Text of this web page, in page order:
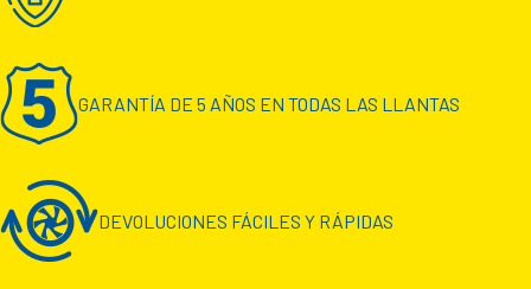
GARANTÍA DE 5 AÑOS EN TODAS LAS LLANTAS
DEVOLUCIONES FÁCILES Y RÁPIDAS